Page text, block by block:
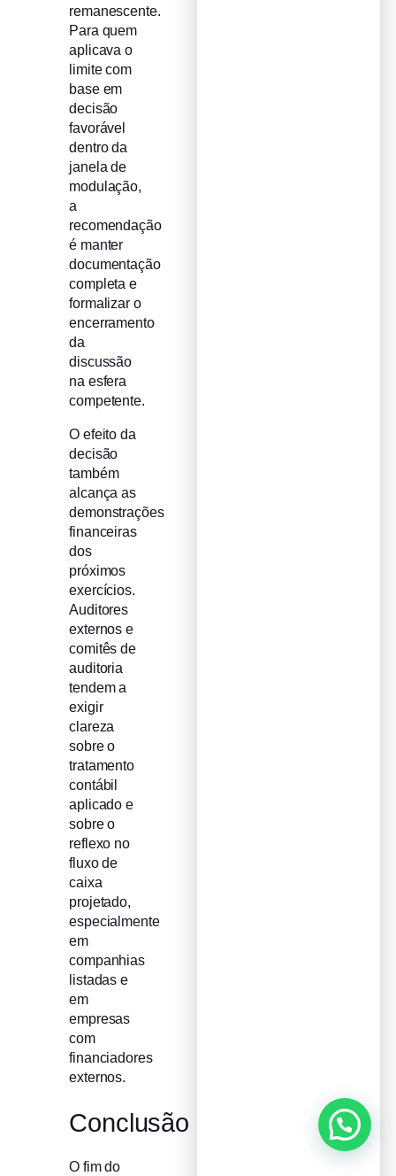
remanescente.
Para quem
aplicava o
limite com
base em
decisão
favorável
dentro da
janela de
modulação,
a
recomendação
é manter
documentação
completa e
formalizar o
encerramento
da
discussão
na esfera
competente.
O efeito da
decisão
também
alcança as
demonstrações
financeiras
dos
próximos
exercícios.
Auditores
externos e
comitês de
auditoria
tendem a
exigir
clareza
sobre o
tratamento
contábil
aplicado e
sobre o
reflexo no
fluxo de
caixa
projetado,
especialmente
em
companhias
listadas e
em
empresas
com
financiadores
externos.
Conclusão
O fim do